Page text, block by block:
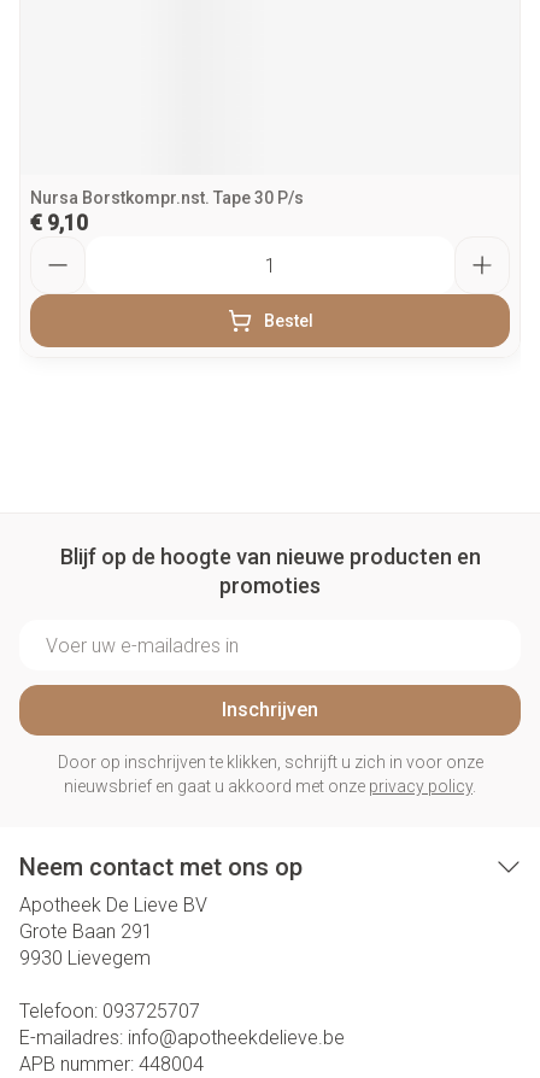
Nursa Borstkompr.nst. Tape 30 P/s
€ 9,10
Bestel
Blijf op de hoogte van nieuwe producten en
promoties
Inschrijven
Door op inschrijven te klikken, schrijft u zich in voor onze
nieuwsbrief en gaat u akkoord met onze privacy policy.
Neem contact met ons op
Apotheek De Lieve BV
Grote Baan 291
9930 Lievegem
Telefoon: 093725707
E-mailadres: info@apotheekdelieve.be
APB nummer: 448004